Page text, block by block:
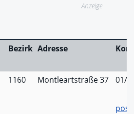
Anzeige
Bezirk Adresse
1160 Montleartstraße 37 01/